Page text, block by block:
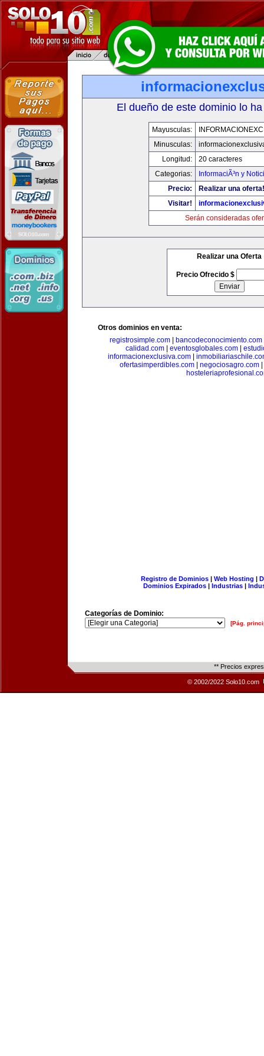
El dueño de este dominio lo
Mayusculas:
Minusculas:
Longitud:
20 caracteres
Categorias:
InformaciÃ³n y
Precio:
Realizar una oferta!
Visitar!
Serán consideradas
Realizar una Oferta
Precio Ofrecido $
Otros dominios en venta:
registrosimple.com
bancodeconocimiento.com
calidad.com
eventosglobales.com
informacionexclusiva.com|
ofertasimperdibles.com
negociosagro.com
Registro de Dominios| Web Hosting |
Dominios Expirados | Industrias |
Categorías de Dominio:
[Pág.
** Precios
© 2002/2022 Solo10.com